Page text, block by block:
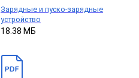
Зарядные и пуско-зарядные
устройство
18.38 МБ